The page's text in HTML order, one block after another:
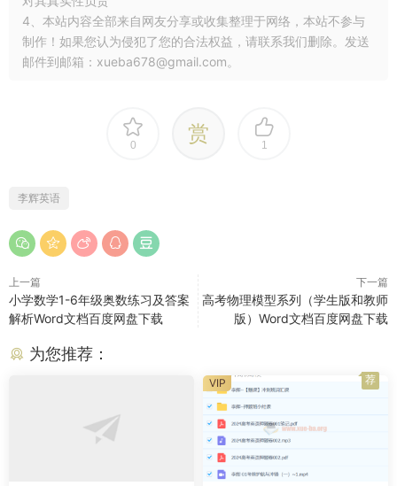
4、本站内容全部来自网友分享或收集整理于网络，本站不参与
制作！如果您认为侵犯了您的合法权益，请联系我们删除。发送
邮件到邮箱：xueba678@gmail.com。
0 赏 1
李辉英语
上一篇
小学数学1-6年级奥数练习及答案
解析Word文档百度网盘下载
下一篇
高考物理模型系列（学生版和教师
版）Word文档百度网盘下载
为您推荐：
VIP 荐